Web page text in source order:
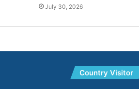
July 30, 2026
Country Visitor